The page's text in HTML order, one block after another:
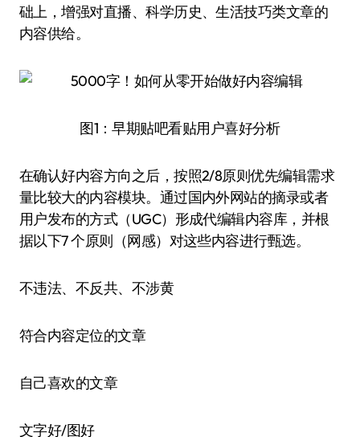
础上，增强对直播、科学历史、生活技巧类文章的
内容供给。
图1：早期贴吧看贴用户喜好分析
在确认好内容方向之后，按照2/8原则优先编辑需求
量比较大的内容模块。通过国内外网站的摘录或者
用户发布的方式（UGC）形成代编辑内容库，并根
据以下7 个原则（网感）对这些内容进行甄选。
不违法、不反共、不涉黄
符合内容定位的文章
自己喜欢的文章
文字好/图好